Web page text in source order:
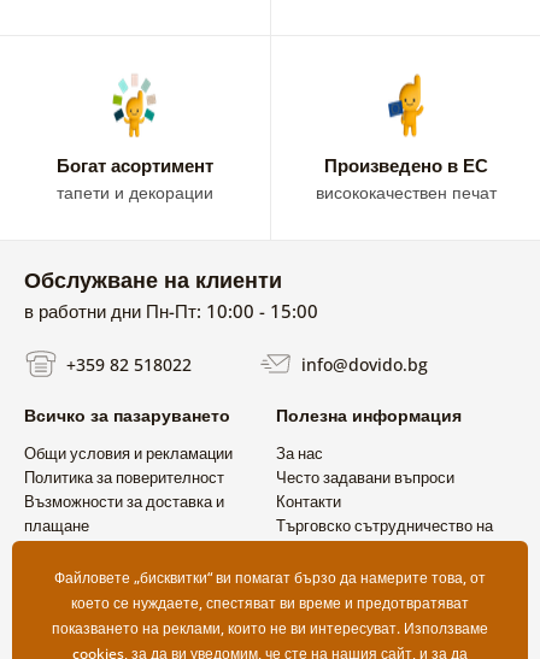
Богат асортимент
тапети и декорации
Произведено в ЕС
висококачествен печат
Обслужване на клиенти
в работни дни Пн-Пт: 10:00 - 15:00
+359 82 518022 info@dovido.bg
Всичко за пазаруването
Общи условия и рекламации
Политика за поверителност
Възможности за доставка и
плащане
Полезна информация
За нас
Често задавани въпроси
Контакти
Търговско сътрудничество на
Файловете „бисквитки“ ви помагат бързо да намерите това, от
което се нуждаете, спестяват ви време и предотвратяват
показването на реклами, които не ви интересуват. Използваме
cookies, за да ви уведомим, че сте на нашия сайт, и за да